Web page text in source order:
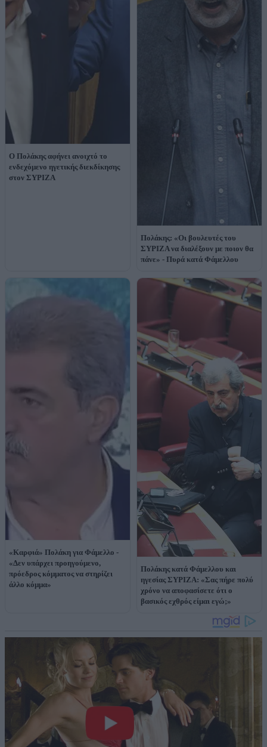
Ο Πολάκης αφήνει ανοιχτό το
ενδεχόμενο ηγετικής διεκδίκησης
στον ΣΥΡΙΖΑ
Πολάκης: «Οι βουλευτές του
ΣΥΡΙΖΑ να διαλέξουν με ποιον θα
πάνε» - Πυρά κατά Φάμελλου
«Καρφιά» Πολάκη για Φάμελλο -
«Δεν υπάρχει προηγούμενο,
πρόεδρος κόμματος να στηρίζει
άλλο κόμμα»
Πολάκης κατά Φάμελλου και
ηγεσίας ΣΥΡΙΖΑ: «Σας πήρε πολύ
χρόνο να αποφασίσετε ότι ο
βασικός εχθρός είμαι εγώ;»